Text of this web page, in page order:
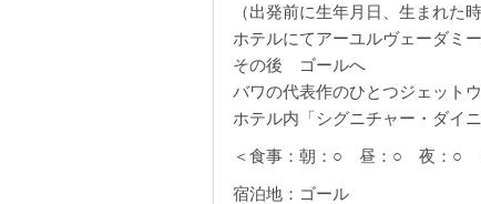
（出発前に生年月日、生まれた
ホテルにてアーユルヴェーダミ
その後 ゴールへ
バワの代表作のひとつジェット
ホテル内「シグニチャー・ダイ
＜食事：朝：○ 昼：○ 夜：○
宿泊地：ゴール